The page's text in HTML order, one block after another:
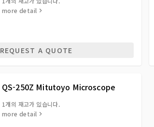
more detail
REQUEST A QUOTE
QS-250Z Mitutoyo Microscope
1개의 재고가 있습니다.
more detail